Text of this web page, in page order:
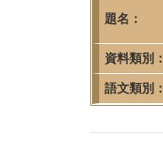
題名：
資料類別：
語文類別：